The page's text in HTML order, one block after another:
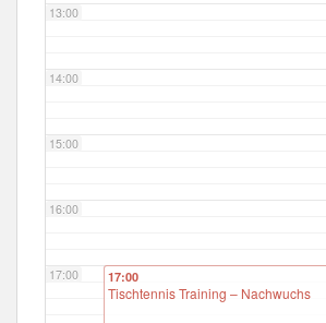
13:00
14:00
15:00
16:00
17:00 17:00
Tischtennis Training – Nachwuchs